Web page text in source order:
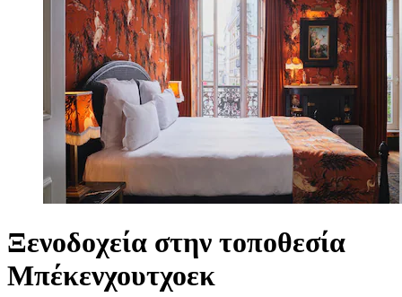
Ξενοδοχεία στην τοποθεσία
Μπέκενχουτχοεκ